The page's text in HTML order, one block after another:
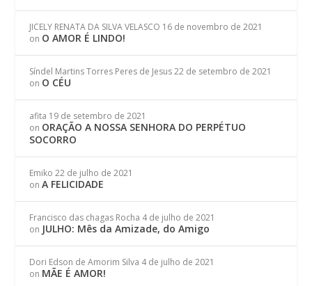
JICELY RENATA DA SILVA VELASCO 16 de novembro de 2021
on O AMOR É LINDO!
Síndel Martins Torres Peres de Jesus 22 de setembro de 2021
on O CÉU
afita 19 de setembro de 2021
on ORAÇÃO A NOSSA SENHORA DO PERPÉTUO
SOCORRO
Emiko 22 de julho de 2021
onA FELICIDADE
Francisco das chagas Rocha 4 de julho de 2021
on JULHO: Mês da Amizade, do Amigo
Dori Edson de Amorim Silva 4 de julho de 2021
on MÃE É AMOR!